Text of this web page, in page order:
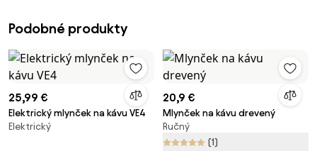
Podobné produkty
25,99 €
Elektrický mlynček na kávu VE4
Elektrický
20,9 €
Mlynček na kávu drevený
Ručný
(1)